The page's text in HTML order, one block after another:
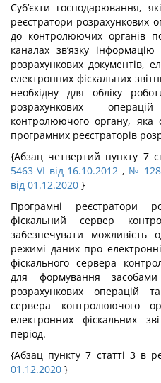
Суб’єкти господарювання,
реєстратори розрахункових
до контролюючих органів
каналах зв’язку
розрахункових документів,
електронних фіскальних
необхідну для обліку
розрахункових
контролюючого органу, яка
програмних реєстраторів
{Абзац четвертий пункту 7
5463-VI від 16.10.2012 , №
від 01.12.2020 }
Програмні реєстратори
фіскальний сервер
забезпечувати можливість
режимі даних про
фіскального сервера
для формування засобами
розрахункових операцій
сервера контролюючого
електронних фіскальних
період.
{Абзац пункту 7 статті 3 в
01.12.2020 }